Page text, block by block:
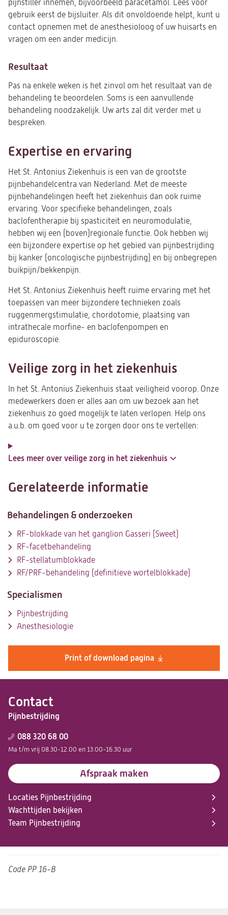
Contact
Pijnbestrijding
088 320 68 00
Ma t/m vrij 08.30-12.00 en 13.00-16.30 uur
Afspraak maken
Locaties Pijnbestrijding
Wachttijden bekijken
Team Pijnbestrijding
Print of download pagina
pijnstiller innemen, bijvoorbeeld paracetamol. Lees voor
gebruik eerst de bijsluiter. Als dit onvoldoende helpt, kunt u
contact opnemen met de anesthesioloog of uw huisarts en
vragen om een ander medicijn.
Resultaat
Pas na enkele weken is het zinvol om het resultaat van de
behandeling te beoordelen. Soms is een aanvullende
behandeling noodzakelijk. Uw arts zal dit verder met u
bespreken.
Expertise en ervaring
Het St. Antonius Ziekenhuis is een van de grootste
pijnbehandelcentra van Nederland. Met de meeste
pijnbehandelingen heeft het ziekenhuis dan ook ruime
ervaring. Voor specifieke behandelingen, zoals
baclofentherapie bij spasticiteit en neuromodulatie,
hebben wij een (boven)regionale functie. Ook hebben wij
een bijzondere expertise op het gebied van pijnbestrijding
bij kanker (oncologische pijnbestrijding) en bij onbegrepen
buikpijn/bekkenpijn.
Het St. Antonius Ziekenhuis heeft ruime ervaring met het
toepassen van meer bijzondere technieken zoals
ruggenmergstimulatie, chordotomie, plaatsing van
intrathecale morfine- en baclofenpompen en
epiduroscopie.
Veilige zorg in het ziekenhuis
In het St. Antonius Ziekenhuis staat veiligheid voorop. Onze
medewerkers doen er alles aan om uw bezoek aan het
ziekenhuis zo goed mogelijk te laten verlopen. Help ons
a.u.b. om goed voor u te zorgen door ons te vertellen:
Lees meer over veilige zorg in het ziekenhuis
Gerelateerde informatie
Behandelingen & onderzoeken
RF-blokkade van het ganglion Gasseri (Sweet)
RF-facetbehandeling
RF-stellatumblokkade
RF/PRF-behandeling (definitieve wortelblokkade)
Specialismen
Pijnbestrijding
Anesthesiologie
Code PP 16-B